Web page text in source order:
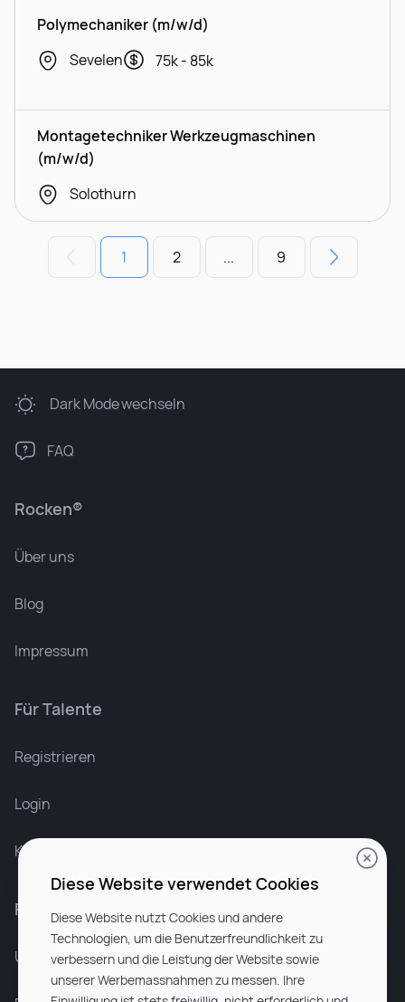
Polymechaniker (m/w/d)
Sevelen
75k - 85k
Montagetechniker Werkzeugmaschinen
(m/w/d)
Solothurn
1 2 ... 9
Rocken®
Über uns
Blog
Impressum
Für Talente
Registrieren
Login
Karriere bei Rocken
Für Unternehmen
Unsere Dienstleistungen
Dark Modewechseln
FAQ
Diese Website verwendet Cookies
Diese Website nutzt Cookies und andere
Technologien, um die Benutzerfreundlichkeit zu
verbessern und die Leistung der Website sowie
unserer Werbemassnahmen zu messen. Ihre